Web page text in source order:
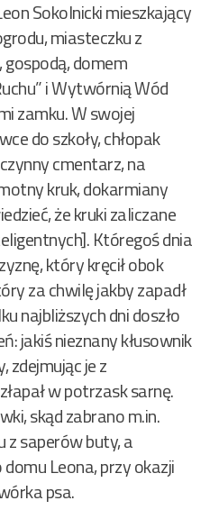
Sokolnicki mieszkający
miasteczku z
domem
i Wytwórnią Wód
zamku. W swojej
do szkoły, chłopak
cmentarz, na
kruk, dokarmiany
że kruki zaliczane
Któregoś dnia
który kręcił obok
za chwilę jakby zapadł
najbliższych dni doszło
jakiś nieznany kłusownik
zdejmując je z
w potrzask sarnę.
skąd zabrano m.in.
z saperów buty, a
Leona, przy okazji
psa.